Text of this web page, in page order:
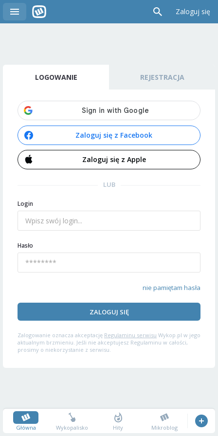
Zaloguj się
LOGOWANIE REJESTRACJA
Zaloguj się z Facebook
Zaloguj się z Apple
LUB
Login
Hasło
nie pamiętam hasła
ZALOGUJ SIĘ
Zalogowanie oznacza akceptację Regulaminu serwisu Wykop.pl w jego
aktualnym brzmieniu. Jeśli nie akceptujesz Regulaminu w całości,
prosimy o niekorzystanie z serwisu.
Główna Wykopalisko Hity Mikroblog